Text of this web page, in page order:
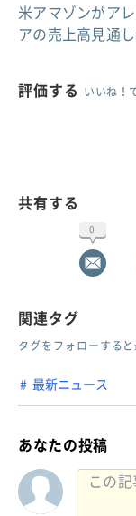
米アマゾンがア
アの売上高見通
評価する いいね！
共有する
0
関連タグ
タグをフォローする
最新ニュース
あなたの投稿